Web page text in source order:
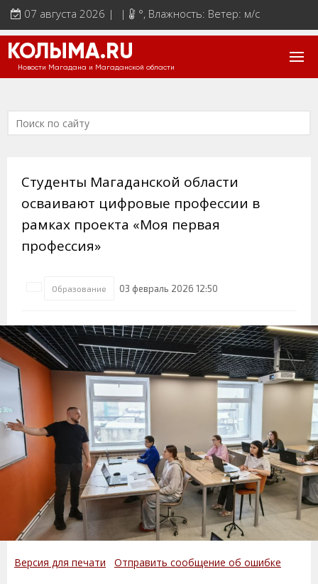
07 августа 2026 | | °, Влажность: Ветер: м/с
КОЛЫМА.RU
Новости Магадана и Магаданской области
Студенты Магаданской области
осваивают цифровые профессии в
рамках проекта «Моя первая
профессия»
Образование 03 февраль 2026 12:50
Версия для печати Отправить сообщение об ошибке